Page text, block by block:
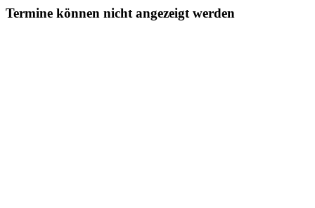
Termine können nicht angezeigt werden